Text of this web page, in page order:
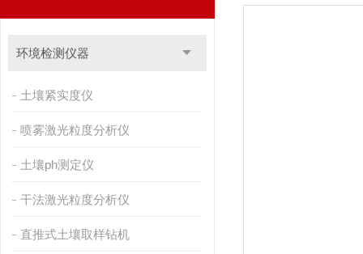
环境检测仪器
土壤紧实度仪
喷雾激光粒度分析仪
土壤ph测定仪
干法激光粒度分析仪
直推式土壤取样钻机